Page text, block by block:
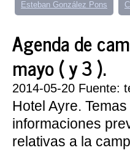
Esteban González Pons
Agenda de
mayo ( y 3 ).
2014-05-20 Fuente:
Hotel Ayre.
informaciones
relativas a la